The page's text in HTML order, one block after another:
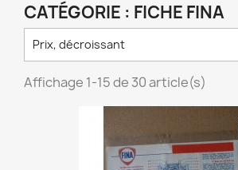
CATÉGORIE : FICHE FINA
Prix, décroissant
Affichage 1-15 de 30 article(s)